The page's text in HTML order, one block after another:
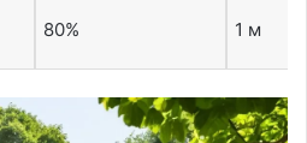
80% 1 м